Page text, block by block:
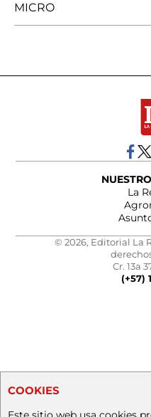
MICRO
La
© 2026, Editorial La
Cr. 13a
(+57)
COOKIES